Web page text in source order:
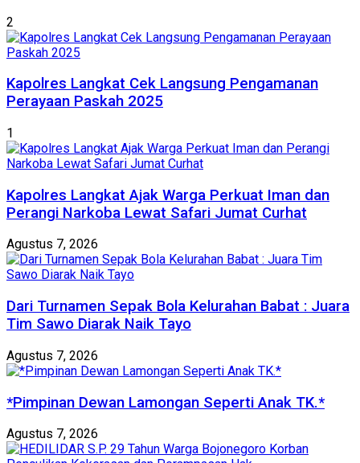
2
Kapolres Langkat Cek Langsung Pengamanan
Perayaan Paskah 2025
1
Kapolres Langkat Ajak Warga Perkuat Iman dan
Perangi Narkoba Lewat Safari Jumat Curhat
Agustus 7, 2026
Dari Turnamen Sepak Bola Kelurahan Babat : Juara
Tim Sawo Diarak Naik Tayo
Agustus 7, 2026
*Pimpinan Dewan Lamongan Seperti Anak TK.*
Agustus 7, 2026